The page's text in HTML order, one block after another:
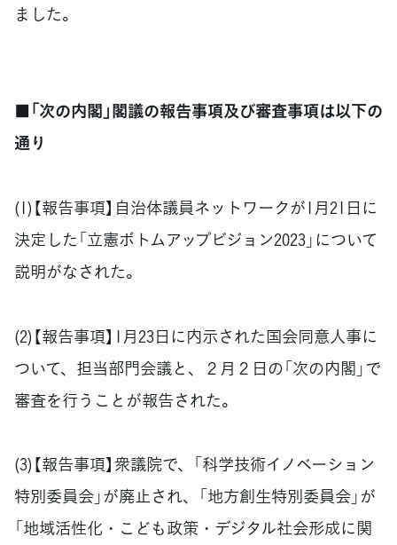
ました。
■「次の内閣」閣議の報告事項及び審査事項は以下の
通り
(1)【報告事項】自治体議員ネットワークが1月21日に
決定した「立憲ボトムアップビジョン2023」について
説明がなされた。
(2)【報告事項】1月23日に内示された国会同意人事に
ついて、担当部門会議と、２月２日の「次の内閣」で
審査を行うことが報告された。
(3)【報告事項】衆議院で、「科学技術イノベーション
特別委員会」が廃止され、「地方創生特別委員会」が
「地域活性化・こども政策・デジタル社会形成に関